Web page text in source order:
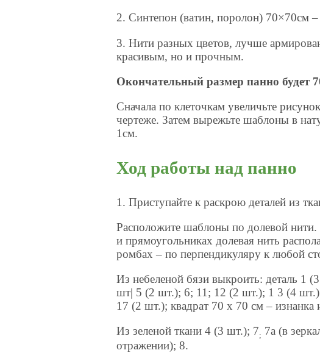
2. Синтепон (ватин, поролон) 70×70см –
3. Нити разных цветов, лучше
красивым, но и прочным.
Окончательный размер панно будет
Сначала по клеточкам увеличьте
чертеже. Затем вырежьте шаблоны в
1см.
Ход работы над панно
1. Приступайте к раскрою деталей из
Расположите шаблоны по долевой
и прямоугольниках долевая нить
ромбах – по перпендикуляру к любой
Из небеленой бязи выкроить: деталь 1
шт| 5 (2 шт.); 6; 11; 12 (2 шт.); 1 3 (4
17 (2 шт.); квадрат 70 х 70 см – изнанка
Из зеленой ткани 4 (3 шт.); 7; 7а (в
отражении); 8.